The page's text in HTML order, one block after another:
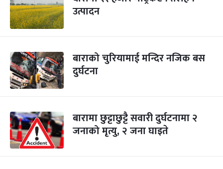
उत्पादन
बाराको चुरियामाई मन्दिर नजिक बस
दुर्घटना
बारामा छुट्टाछुट्टै सवारी दुर्घटनामा २
जनाको मृत्यु, २ जना घाइते